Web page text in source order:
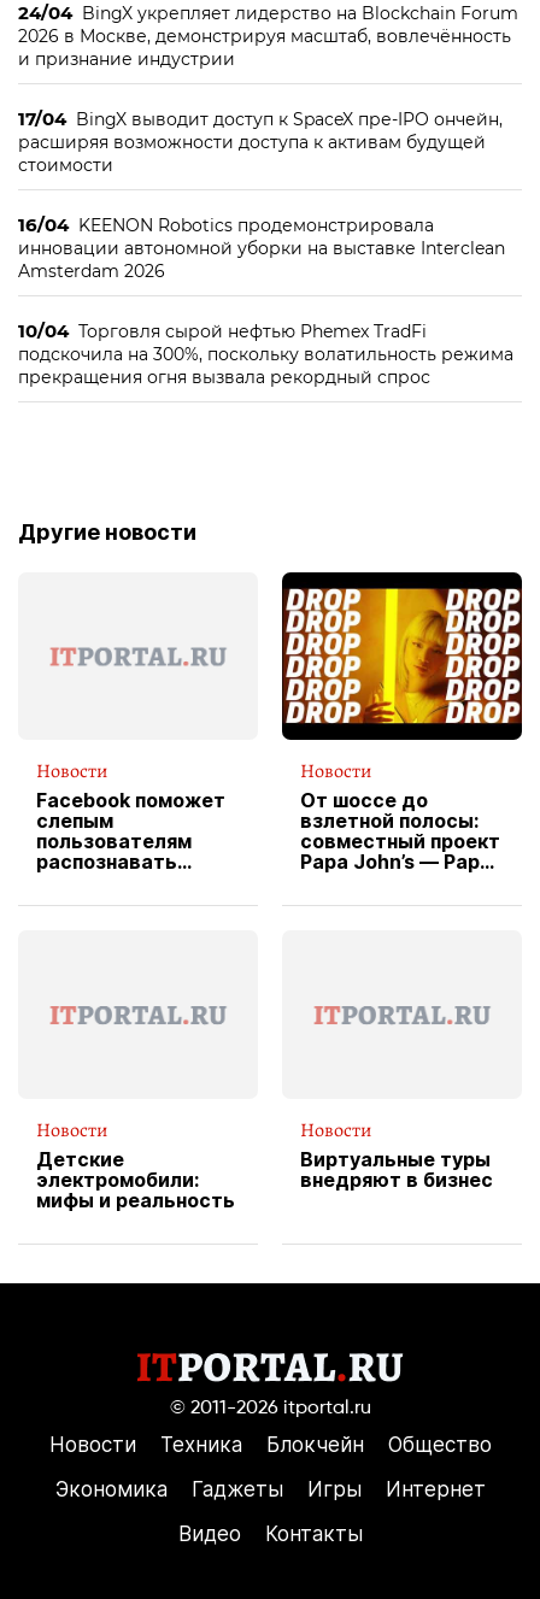
24/04 BingX укрепляет лидерство на Blockchain Forum
2026 в Москве, демонстрируя масштаб, вовлечённость
и признание индустрии
17/04 BingX выводит доступ к SpaceX пре-IPO ончейн,
расширяя возможности доступа к активам будущей
стоимости
16/04 KEENON Robotics продемонстрировала
инновации автономной уборки на выставке Interclean
Amsterdam 2026
10/04 Торговля сырой нефтью Phemex TradFi
подскочила на 300%, поскольку волатильность режима
прекращения огня вызвала рекордный спрос
Другие новости
Новости
Facebook поможет
слепым
пользователям
распознавать
Новости
От шоссе до
взлетной полосы:
совместный проект
Papa John’s — Papa
вводит
Новости
Детские
электромобили:
мифы и реальность
Новости
Виртуальные туры
внедряют в бизнес
© 2011-2026 itportal.ru
Новости Техника Блокчейн
Общество
Экономика
Гаджеты Игры
Интернет
Видео
Контакты